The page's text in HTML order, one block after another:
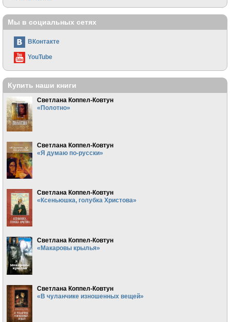
Мы в социальных сетях
ВКонтакте
YouTube
Купить наши книги
Светлана Коппел-Ковтун
«Полотно»
Светлана Коппел-Ковтун
«Я думаю по-русски»
Светлана Коппел-Ковтун
«Ксеньюшка, голубка Христова»
Светлана Коппел-Ковтун
«Макаровы крылья»
Светлана Коппел-Ковтун
«В чуланчике изношенных вещей»